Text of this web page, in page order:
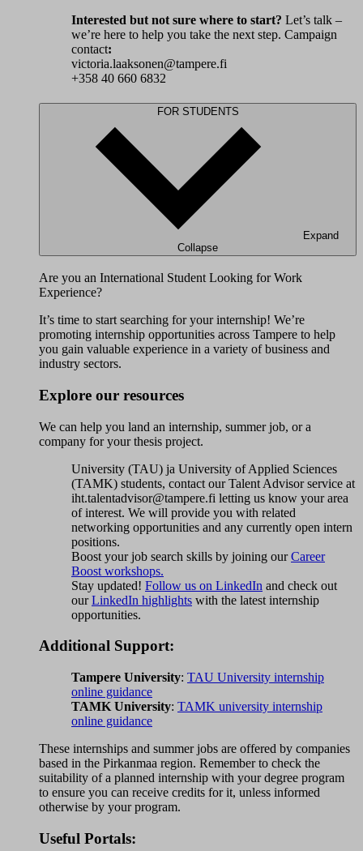
Interested but not sure where to start? Let’s talk –
we’re here to help you take the next step. Campaign
contact:
victoria.laaksonen@tampere.fi
+358 40 660 6832
FOR STUDENTS
Expand
Collapse
Are you an International Student Looking for Work
Experience?
It’s time to start searching for your internship! We’re
promoting internship opportunities across Tampere to help
you gain valuable experience in a variety of business and
industry sectors.
Explore our resources
We can help you land an internship, summer job, or a
company for your thesis project.
University (TAU) ja University of Applied Sciences
(TAMK) students, contact our Talent Advisor service at
iht.talentadvisor@tampere.fi letting us know your area
of interest. We will provide you with related
networking opportunities and any currently open intern
positions.
Boost your job search skills by joining ourCareer
Boost workshops.
Stay updated! Follow us on LinkedIn and check out
ourLinkedIn highlights with the latest internship
opportunities.
Additional Support:
Tampere University: TAU University internship
online guidance
TAMK University: TAMK university internship
online guidance
These internships and summer jobs are offered by companies
based in the Pirkanmaa region. Remember to check the
suitability of a planned internship with your degree program
to ensure you can receive credits for it, unless informed
otherwise by your program.
Useful Portals: